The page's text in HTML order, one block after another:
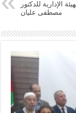
الإدارية للدكتور
مصطفى عليان